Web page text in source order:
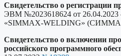
Свидетельство о регистрации
ЭВМ №2023618624 от
«SIMMAX-WELDING»
Свидетельство о включении
российского программного